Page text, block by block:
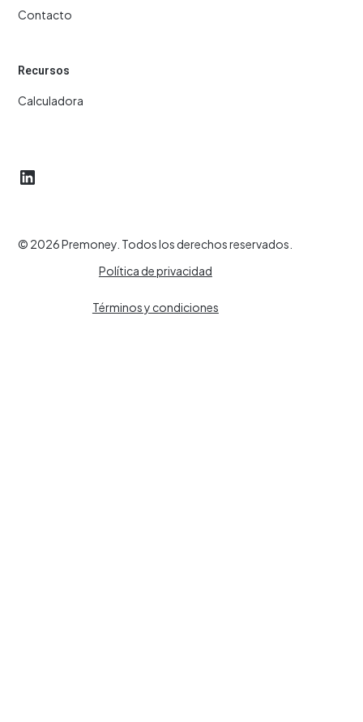
Contacto
Recursos
Calculadora
© 2026 Premoney. Todos los derechos reservados.
Política de privacidad
Términos y condiciones